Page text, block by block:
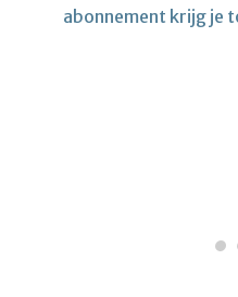
abonnement krijg je